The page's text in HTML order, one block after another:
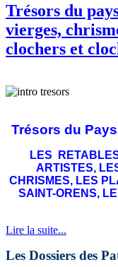
Trésors du
vierges,
clochers et
Trésors du
LES
ARTISTES,
CHRISMES, LES
SAINT-ORENS,
Lire la suite...
Les Dossiers des